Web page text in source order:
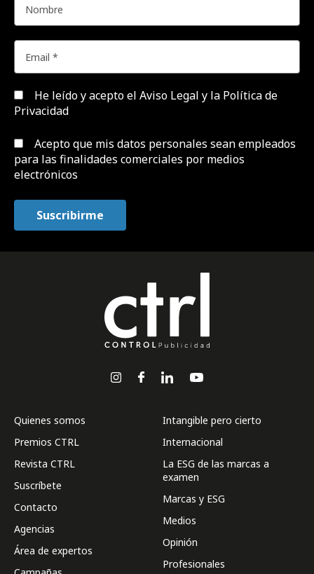
He leído y acepto el Aviso Legal y la Política de
Privacidad
Acepto que mis datos personales sean empleados
para las finalidades comerciales por medios
electrónicos
Quienes somos
Premios CTRL
Revista CTRL
Suscríbete
Contacto
Agencias
Área de expertos
Intangible pero cierto
Internacional
La ESG de las marcas a
examen
Marcas y ESG
Medios
Opinión
Profesionales